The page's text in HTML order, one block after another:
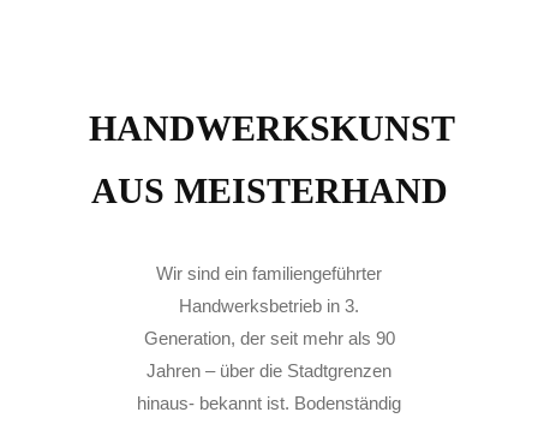
HANDWERKSKUNST
AUS MEISTERHAND
Wir sind ein familiengeführter
Handwerksbetrieb in 3.
Generation, der seit mehr als 90
Jahren – über die Stadtgrenzen
hinaus- bekannt ist. Bodenständig